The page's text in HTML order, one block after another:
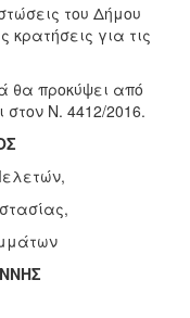
του Δήμου
κρατήσεις για τις
θα προκύψει από
στον Ν. 4412/2016.